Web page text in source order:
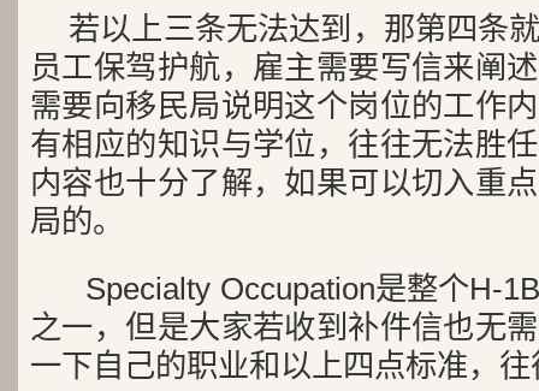
若以上三条无法达到，那第四条
员工保驾护航，雇主需要写信来阐
需要向移民局说明这个岗位的工作
有相应的知识与学位，往往无法胜
内容也十分了解，如果可以切入重
局的。
Specialty Occupation是整个H-
之一，但是大家若收到补件信也无
一下自己的职业和以上四点标准，